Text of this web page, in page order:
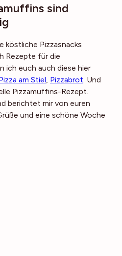
sind
köstliche Pizzasnacks
Rezepte für die
ich euch auch diese hier
am Stiel, Pizzabrot. Und
Pizzamuffins-Rezept.
berichtet mir von euren
und eine schöne Woche